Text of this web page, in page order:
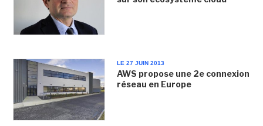
LE 27 JUIN 2013
AWS propose une 2e connexion
réseau en Europe